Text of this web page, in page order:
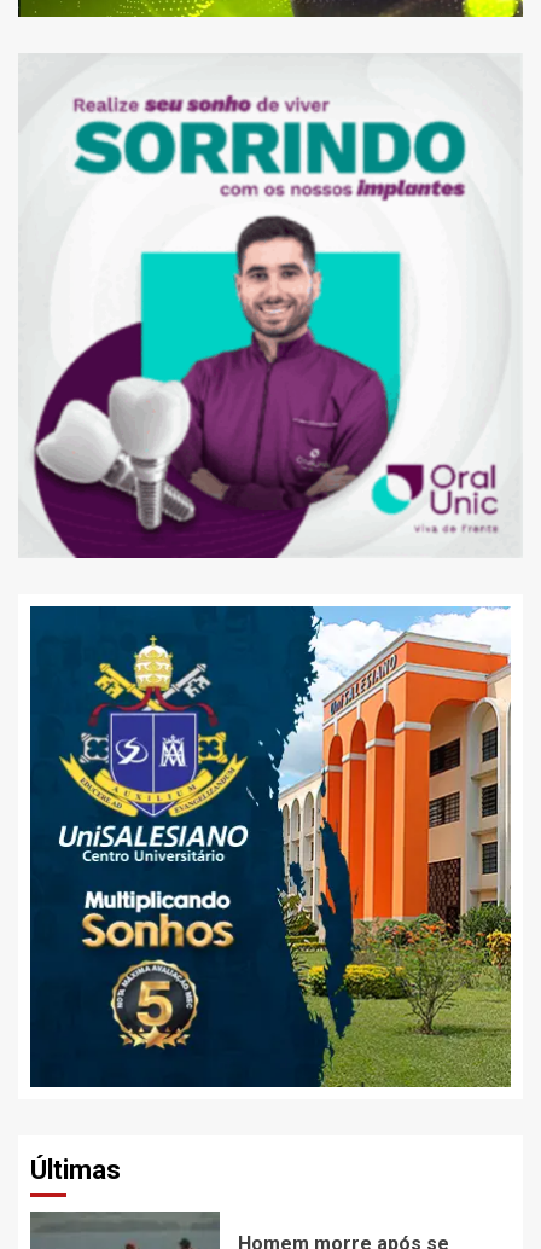
Últimas
Homem morre após se